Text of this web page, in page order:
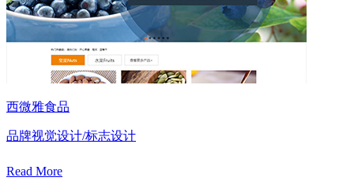
西微雅食品
品牌视觉设计/标志设计
Read More